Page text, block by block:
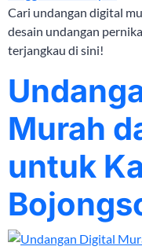
Cari undangan digital
desain undangan
terjangkau di sini!
Murah
untuk